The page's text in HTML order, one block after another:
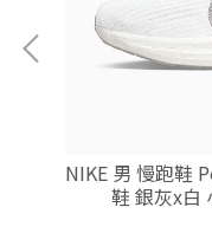
NIKE 男 慢跑鞋
鞋 銀灰x白